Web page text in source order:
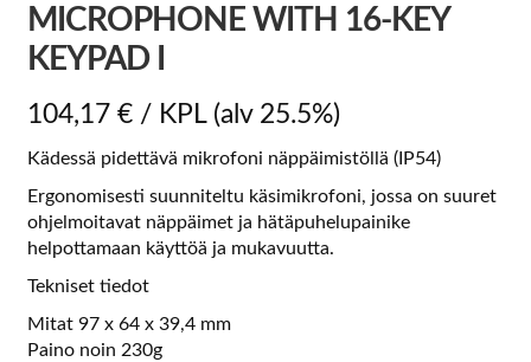
MICROPHONE WITH 16-KEY
KEYPAD I
104,17 €/ KPL (alv 25.5%)
Kädessä pidettävä mikrofoni näppäimistöllä (IP54)
Ergonomisesti suunniteltu käsimikrofoni, jossa on suuret
ohjelmoitavat näppäimet ja hätäpuhelupainike
helpottamaan käyttöä ja mukavuutta.
Tekniset tiedot
Mitat 97 x 64 x 39,4 mm
Paino noin 230g